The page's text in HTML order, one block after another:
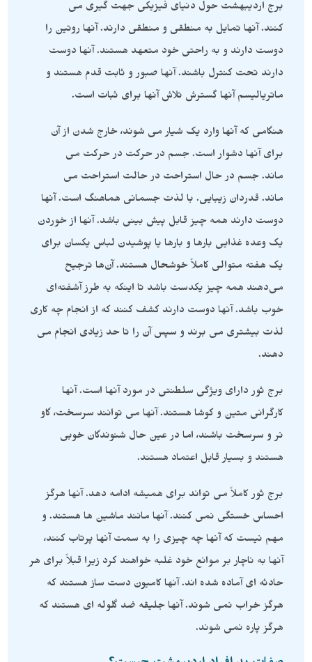
برج اردیبهشت حول دنیای فیزیکی جهت گیری می
کنند. آنها تمایل به منطقی و منطقی دارند. آنها روتین را
دوست دارند و به راحتی خود متعهد هستند. آنها دوست
دارند تحت کنترل باشند. آنها صبور و ثابت قدم هستند و
ماتریالیسم آنها گسترش تلاش آنها برای ثبات است.
هنگامی که آنها وارد یک شیار می شوند، خارج شدن از آن
برای آنها دشوار است. جسم در حرکت در حرکت می
ماند. جسم در حال استراحت در حالت استراحت می
ماند. قدردان زیبایی. با لذت جسمانی هماهنگ است. آنها
دوست دارند همه چیز قابل پیش بینی باشد. آنها از خوردن
یک وعده غذایی بارها و بارها یا پوشیدن لباس یکسان برای
یک هفته متوالی کاملاً خوشحال هستند. آن‌ها ترجیح
می‌دهند همه چیز یکدست باشد تا اینکه به طرز آشفته‌ای
خوب باشد. آنها دوست دارند کشف کنند که از انجام چه کاری
لذت بیشتری می برند و سپس آن را تا حد زیادی انجام می
دهند.
برج ثور دارای ویژگی سلطنتی در مورد آنها است. آنها
کارگرانی متین و کوشا هستند. آنها می توانند سرسخت، گاو
نر و سرسخت باشند، اما در عین حال شنوندگان خوبی
هستند و بسیار قابل اعتماد هستند.
برج ثور کاملاً می تواند برای همیشه ادامه دهد. آنها هرگز
احساس خستگی نمی کنند. آنها مانند ماشین ها هستند. و
مهم نیست که آنها چه چیزی را به سمت آنها پرتاب کنند،
آنها به ناچار بر موانع خود غلبه خواهند کرد زیرا قبلاً برای هر
حادثه ای آماده شده اند. آنها کامیون دست ساز هستند که
هرگز خراب نمی شوند. آنها جلیقه ضد گلوله ای هستند که
هرگز پاره نمی شوند.